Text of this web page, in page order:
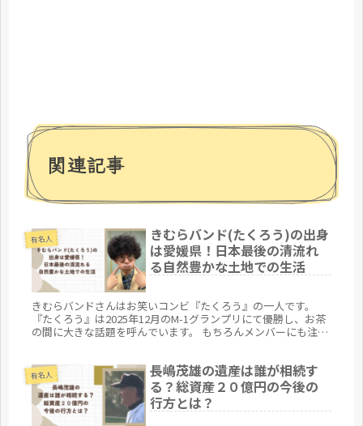
関連記事
有名人
きむらバンド(たくろう)の出身
は愛媛県！日本最後の清流れ
る自然豊かな土地での生活
きむらバンドさんはお笑いコンビ『たくろう』の一人です。
『たくろう』は2025年12月のM-1グランプリにて優勝し、お茶
の間に大きな話題を呼んでいます。 もちろんメンバーにも注目
有名人
長嶋茂雄の遺産は誰が相続す
る？総資産２０億円の今後の
行方とは？